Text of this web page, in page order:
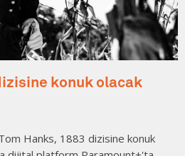
konuk olacak
Hanks, 1883 dizisine konuk